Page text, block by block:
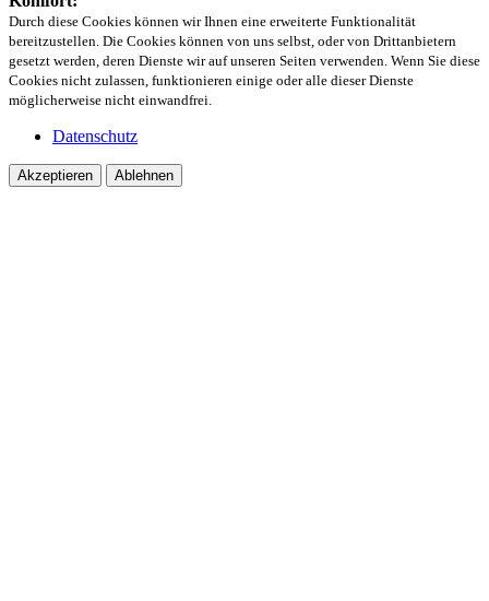
Durch diese Cookies können wir Ihnen eine erweiterte Funktionalität
bereitzustellen. Die Cookies können von uns selbst, oder von Drittanbietern
gesetzt werden, deren Dienste wir auf unseren Seiten verwenden. Wenn Sie diese
Cookies nicht zulassen, funktionieren einige oder alle dieser Dienste
möglicherweise nicht einwandfrei.
Datenschutz
Akzeptieren Ablehnen